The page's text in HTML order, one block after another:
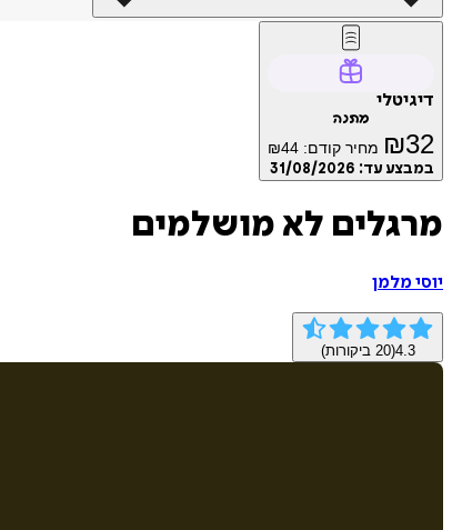
דיגיטלי
מתנה
₪32 מחיר קודם: ₪44
במבצע עד: 31/08/2026
מרגלים לא מושלמים
יוסי מלמן
4.3
(
20 ביקורות)